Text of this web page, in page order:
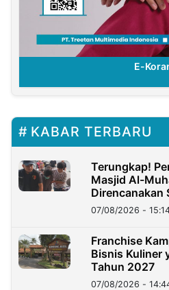
E-
KABAR TERBARU
Terungkap!
Masjid Al-
Direncanakan
07/08/2026 -
Franchise
Bisnis Kuliner
Tahun 2027
07/08/2026 -